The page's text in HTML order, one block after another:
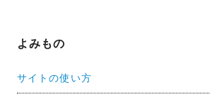
よみもの
サイトの使い方